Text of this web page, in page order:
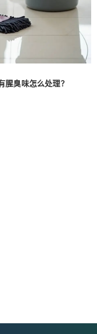
腥臭味怎么处理？